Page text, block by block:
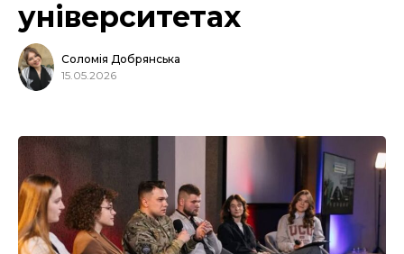
університетах
Соломія Добрянська
15.05.2026